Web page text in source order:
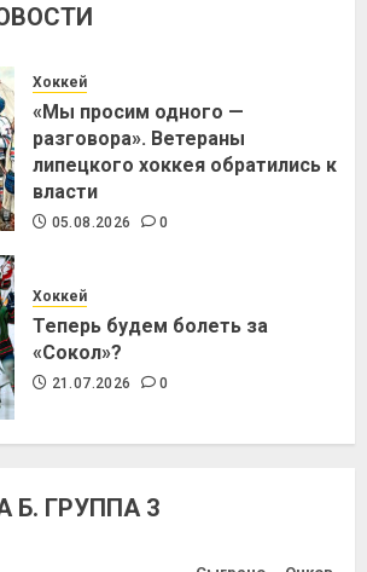
Хоккей
«Мы просим одного —
разговора». Ветераны
липецкого хоккея обратились к
власти
05.08.2026 0
Хоккей
Теперь будем болеть за
«Сокол»?
21.07.2026 0
Б. ГРУППА 3